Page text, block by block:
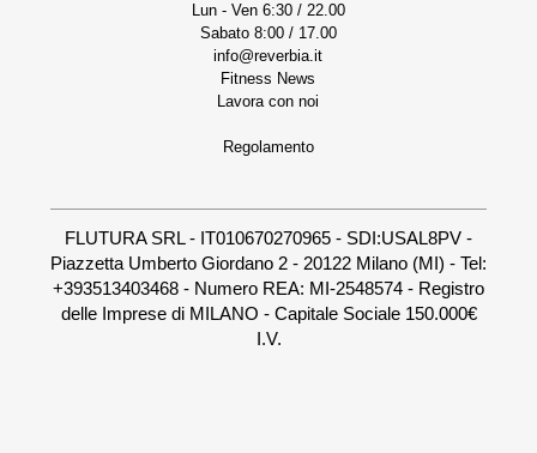
Lun - Ven 6:30 / 22.00
Sabato 8:00 / 17.00
info@reverbia.it
Fitness News
Lavora con noi
Regolamento
FLUTURA SRL - IT010670270965 - SDI:USAL8PV -
Piazzetta Umberto Giordano 2 - 20122 Milano (MI) - Tel:
+393513403468 - Numero REA: MI-2548574 - Registro
delle Imprese di MILANO - Capitale Sociale 150.000€
I.V.